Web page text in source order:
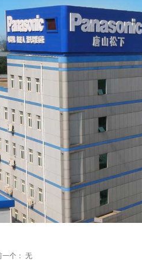
一个： 无